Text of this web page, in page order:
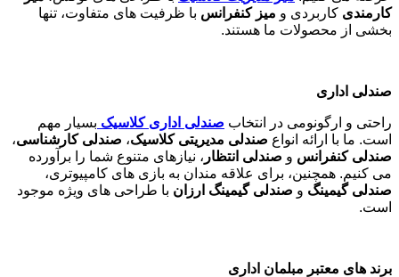
کارمندی کاربردی و میز کنفرانس با ظرفیت های متفاوت، تنها
بخشی از محصولات ما هستند.
صندلی اداری
راحتی و ارگونومی در انتخاب صندلی اداری کلاسیک بسیار مهم
است. ما با ارائه انواع صندلی مدیریتی کلاسیک، صندلی کارشناسی،
صندلی کنفرانس و صندلی انتظار ، نیازهای متنوع شما را برآورده
می کنیم. همچنین، برای علاقه مندان به بازی های کامپیوتری،
صندلی گیمینگ و صندلی گیمینگ ارزان با طراحی های ویژه موجود
است.
برند های معتبر مبلمان اداری